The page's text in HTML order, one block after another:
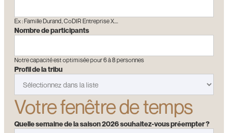
Ex : Famille Durand, CoDIR Entreprise X.…
Nombre de participants
Notre capacité est optimisée pour 6 à 8 personnes
Profil de la tribu
Votre fenêtre de temps
Quelle semaine de la saison 2026 souhaitez-vous préempter ?